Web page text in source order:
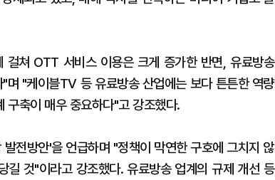
쳐 OTT 서비스 이용은 크게 증가한 반면, 유료방송
"케이블TV 등 유료방송 산업에는 보다 튼튼한 역량
구축이 매우 중요하다"고 강조했다.
전방안'을 언급하며 "정책이 막연한 구호에 그치지 않
것"이라고 강조했다. 유료방송 업계의 규제 개선 등